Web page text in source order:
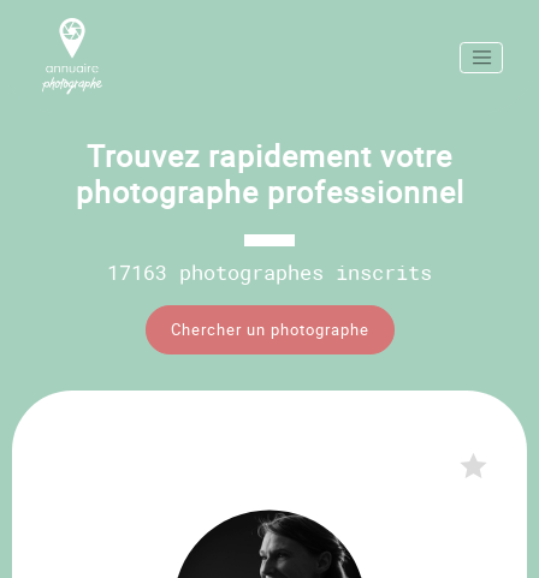
Trouvez rapidement votre
photographe professionnel
17163 photographes inscrits
Chercher un photographe